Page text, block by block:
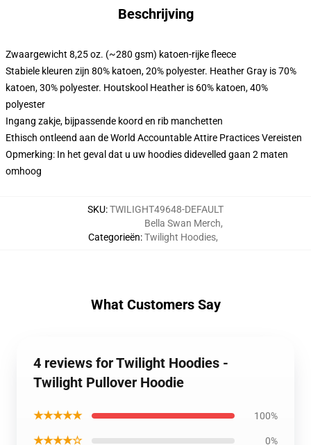
Beschrijving
Zwaargewicht 8,25 oz. (~280 gsm) katoen-rijke fleece
Stabiele kleuren zijn 80% katoen, 20% polyester. Heather Gray is 70%
katoen, 30% polyester. Houtskool Heather is 60% katoen, 40%
polyester
Ingang zakje, bijpassende koord en rib manchetten
Ethisch ontleend aan de World Accountable Attire Practices Vereisten
Opmerking: In het geval dat u uw hoodies didevelled gaan 2 maten
omhoog
SKU:TWILIGHT49648-DEFAULT
Categorieën:
Bella Swan Merch,
Twilight Hoodies,
What Customers Say
4 reviews for Twilight Hoodies -
Twilight Pullover Hoodie
★★★★★ 100%
★★★★☆ 0%